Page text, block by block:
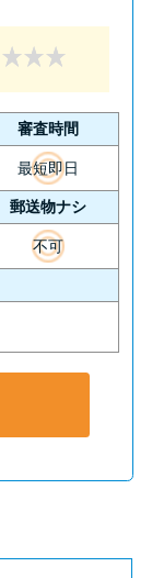
審査時間
最短即日
郵送物ナシ
不可